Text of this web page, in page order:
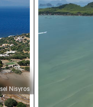
Nisyros